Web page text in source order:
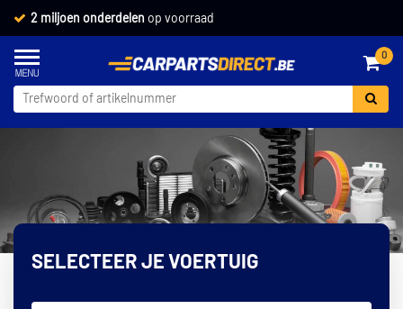
2 miljoen onderdelen op voorraad
0
SELECTEER JE VOERTUIG